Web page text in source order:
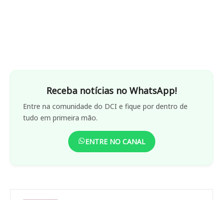
Receba notícias no WhatsApp!
Entre na comunidade do DCI e fique por dentro de
tudo em primeira mão.
ENTRE NO CANAL